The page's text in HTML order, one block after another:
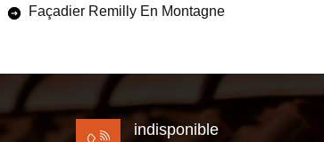
Façadier Remilly En Montagne
indisponible